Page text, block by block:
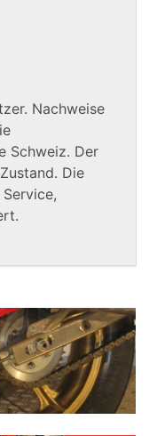
Nachweise
Schweiz. Der
Die